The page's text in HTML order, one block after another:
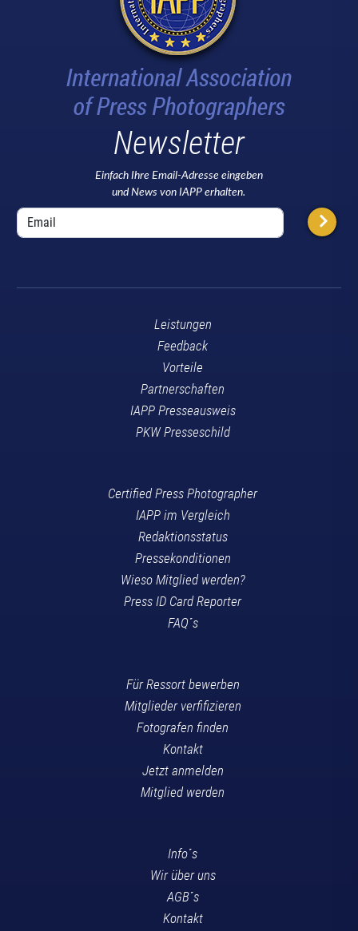
Newsletter
Einfach Ihre Email-Adresse eingeben
und News von IAPP erhalten.
Leistungen
Feedback
Vorteile
Partnerschaften
IAPP Presseausweis
PKW Presseschild
Certified Press Photographer
IAPP im Vergleich
Redaktionsstatus
Pressekonditionen
Wieso Mitglied werden?
Press ID Card Reporter
FAQ´s
Für Ressort bewerben
Mitglieder verfifizieren
Fotografen finden
Kontakt
Jetzt anmelden
Mitglied werden
Info´s
Wir über uns
AGB´s
Kontakt